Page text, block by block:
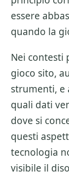
essere
quando la
Nei contesti
gioco sito,
strumenti, e
quali dati
dove si
questi
tecnologia
visibile il